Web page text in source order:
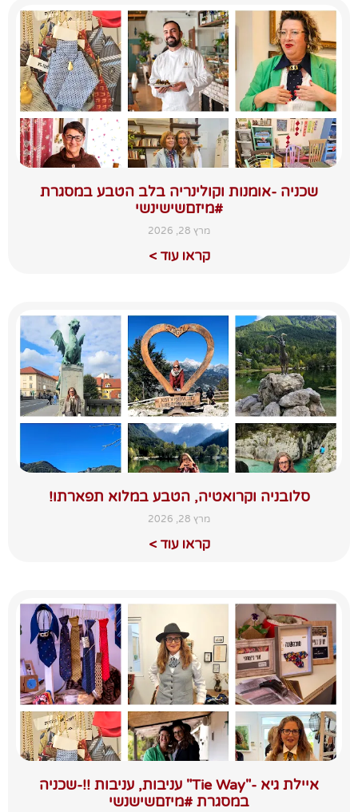
שכניה -אומנות וקולינריה בלב הטבע במסגרת
#מיזםשישינשי
מרץ 28, 2026
קראו עוד >
סלובניה וקרואטיה, הטבע במלוא תפארתו!
מרץ 28, 2026
קראו עוד >
איילת גיא -"Tie Way" עניבות, עניבות !!-שכניה
במסגרת #מיזםשישנשי